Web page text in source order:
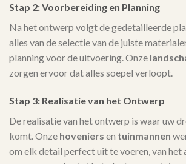
Stap 2: Voorbereiding en Planning
Na het ontwerp volgt de gedetailleerde
alles van de selectie van de juiste
planning voor de uitvoering. Onze
zorgen ervoor dat alles soepel verloopt.
Stap 3: Realisatie van het Ontwerp
De realisatie van het ontwerp is waar uw
komt. Onze hoveniers en tuinmannen
om elk detail perfect uit te voeren, van het